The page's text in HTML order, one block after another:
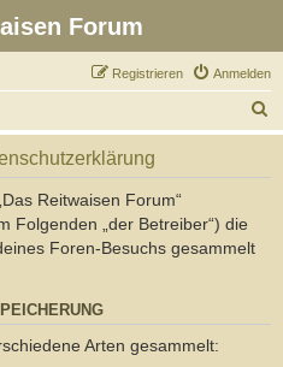
Forum
Anmelden
Registrieren
u
Reitwaisen Forum“
Folgenden „der Betreiber“) die
Foren-Besuchs gesammelt
Arten gesammelt: